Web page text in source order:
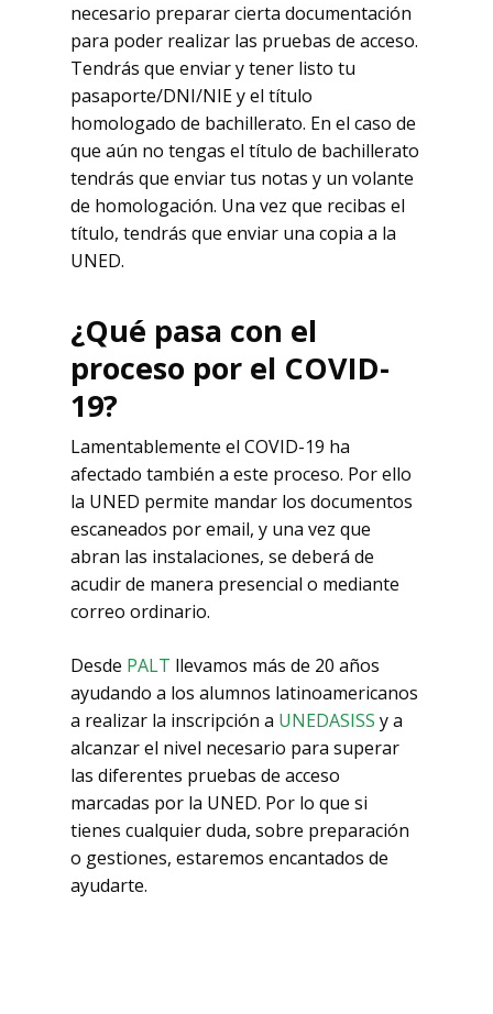
necesario preparar cierta documentación
para poder realizar las pruebas de acceso.
Tendrás que enviar y tener listo tu
pasaporte/DNI/NIE y el título
homologado de bachillerato. En el caso de
que aún no tengas el título de bachillerato
tendrás que enviar tus notas y un volante
de homologación. Una vez que recibas el
título, tendrás que enviar una copia a la
UNED.
¿Qué pasa con el
proceso por el COVID-
19?
Lamentablemente el COVID-19 ha
afectado también a este proceso. Por ello
la UNED permite mandar los documentos
escaneados por email, y una vez que
abran las instalaciones, se deberá de
acudir de manera presencial o mediante
correo ordinario.
Desde PALT llevamos más de 20 años
ayudando a los alumnos latinoamericanos
a realizar la inscripción a UNEDASISSy a
alcanzar el nivel necesario para superar
las diferentes pruebas de acceso
marcadas por la UNED. Por lo que si
tienes cualquier duda, sobre preparación
o gestiones, estaremos encantados de
ayudarte.